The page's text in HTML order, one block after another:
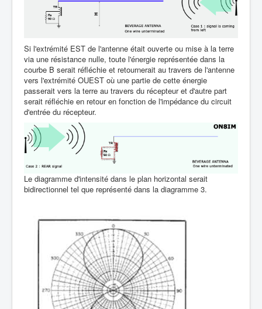
Si l'extrémité EST de l'antenne était ouverte ou mise à la terre
via une résistance nulle, toute l'énergie représentée dans la
courbe B serait réfléchie et retournerait au travers de l'antenne
vers l'extrémité OUEST où une partie de cette énergie
passerait vers la terre au travers du récepteur et d'autre part
serait réfléchie en retour en fonction de l'impédance du circuit
d'entrée du récepteur.
Le diagramme d'intensité dans le plan horizontal serait
bidirectionnel tel que représenté dans la diagramme 3.